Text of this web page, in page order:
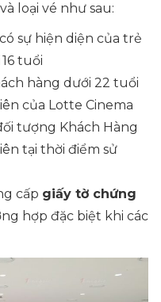
loại vé như sau:
sự hiện diện của trẻ
tuổi
hàng dưới 22 tuổi
của Lotte Cinema
tượng Khách Hàng
tại thời điểm sử
cấp giấy tờ chứng
hợp đặc biệt khi các